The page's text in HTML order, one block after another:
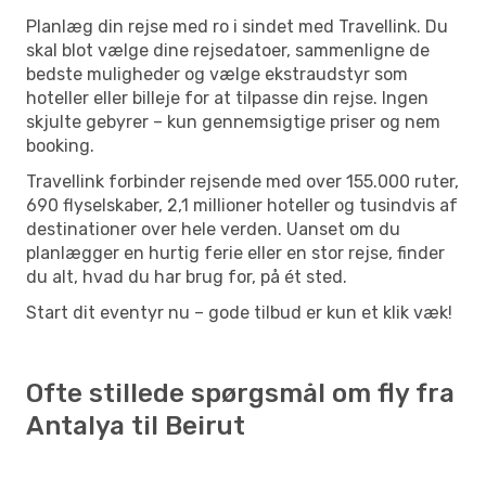
Planlæg din rejse med ro i sindet med Travellink. Du
skal blot vælge dine rejsedatoer, sammenligne de
bedste muligheder og vælge ekstraudstyr som
hoteller eller billeje for at tilpasse din rejse. Ingen
skjulte gebyrer – kun gennemsigtige priser og nem
booking.
Travellink forbinder rejsende med over 155.000 ruter,
690 flyselskaber, 2,1 millioner hoteller og tusindvis af
destinationer over hele verden. Uanset om du
planlægger en hurtig ferie eller en stor rejse, finder
du alt, hvad du har brug for, på ét sted.
Start dit eventyr nu – gode tilbud er kun et klik væk!
Ofte stillede spørgsmål om fly fra
Antalya til Beirut